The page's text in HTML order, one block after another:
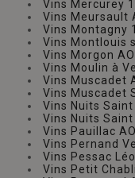
Vins Mercurey
Vins Meursault
Vins Montagny
Vins Montlouis
Vins Morgon
Vins Moulin à
Vins Muscadet
Vins Muscadet
Vins Nuits Saint
Vins Nuits Saint
Vins Pauillac
Vins Pernand
Vins Pessac
Vins Petit